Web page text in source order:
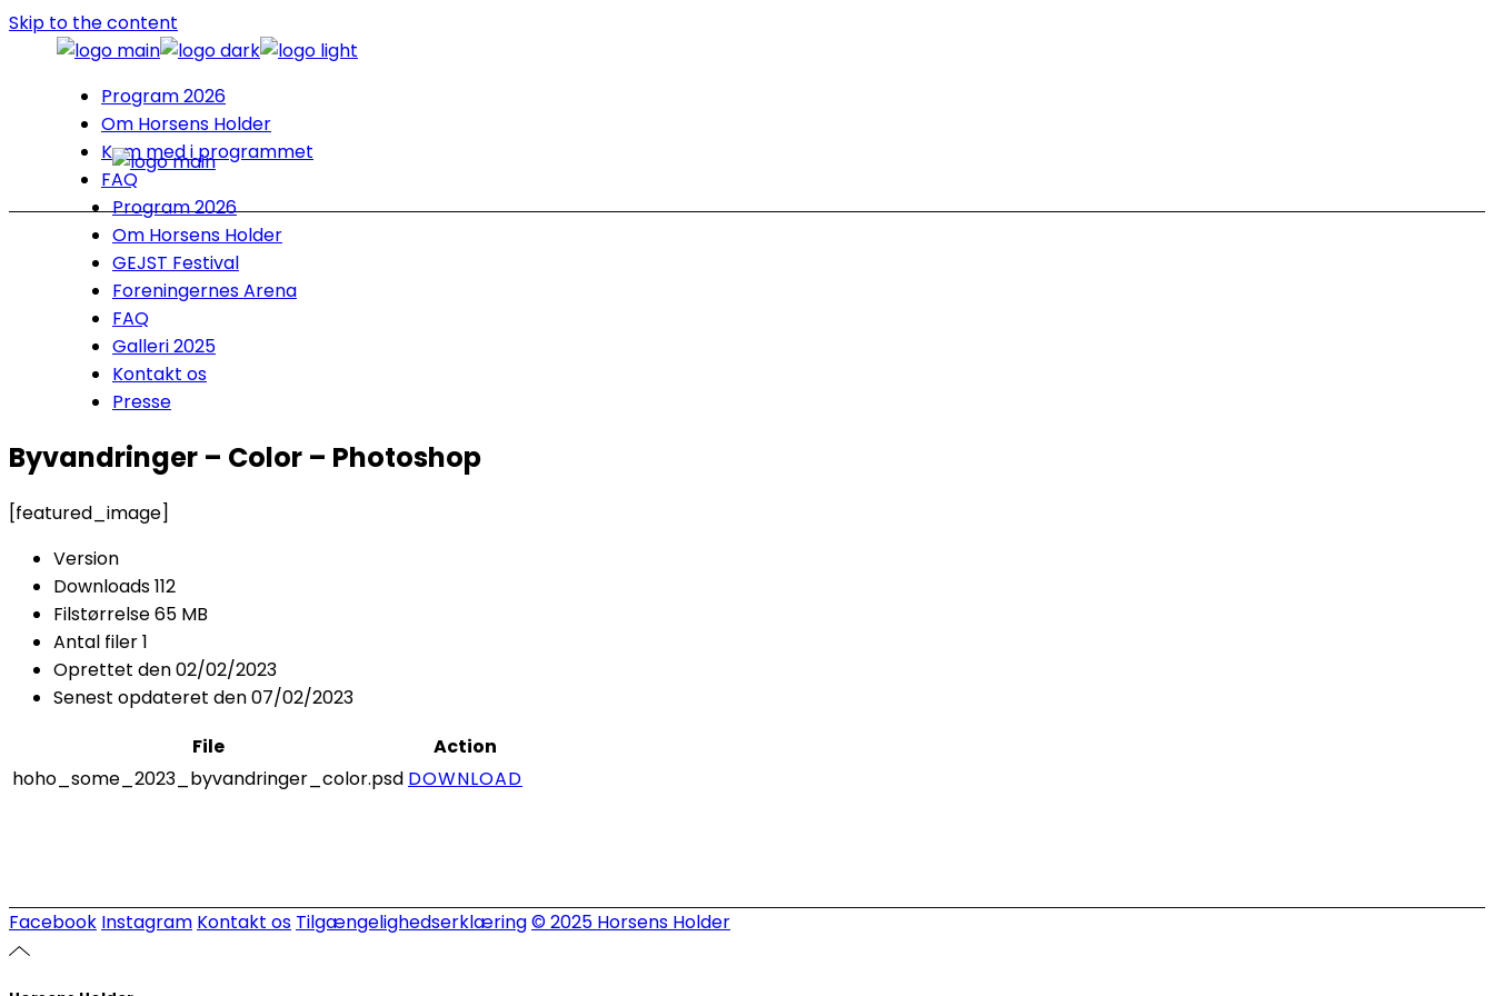
Skip to the content
Program 2026
Om Horsens Holder
Kom med i programmet
FAQ
Program 2026
Om Horsens Holder
GEJST Festival
Foreningernes Arena
FAQ
Galleri 2025
Kontakt os
Presse
Byvandringer – Color – Photoshop
[featured_image]
Version
Downloads112
Filstørrelse65 MB
Antal filer1
Oprettet den02/02/2023
Senest opdateret den07/02/2023
File
Action
hoho_some_2023_byvandringer_color.psd DOWNLOAD
Facebook Instagram Kontakt os Tilgængelighedserklæring© 2025 Horsens Holder